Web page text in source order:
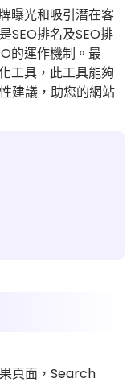
曝光和吸引潛在客
SEO排名及SEO排
的運作機制。最
工具，此工具能夠
建議，助您的網站
頁面，Search